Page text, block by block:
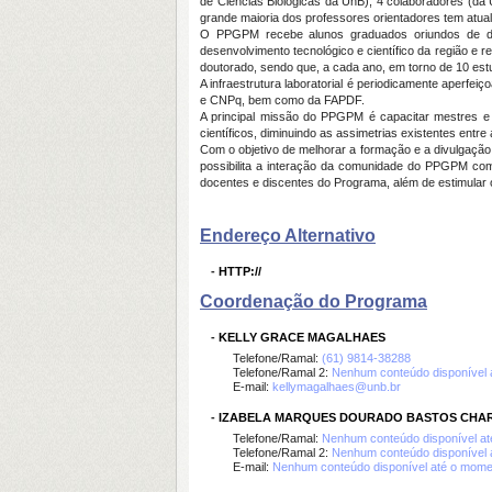
grande maioria dos professores orientadores tem
O PPGPM recebe alunos graduados oriundos de
desenvolvimento tecnológico e científico da região e
doutorado, sendo que, a cada ano, em torno de 10
A infraestrutura laboratorial é periodicamente
e CNPq, bem como da FAPDF.
A principal missão do PPGPM é capacitar mestres
científicos, diminuindo as assimetrias existentes
Com o objetivo de melhorar a formação e a
possibilita a interação da comunidade do PPGPM
docentes e discentes do Programa, além de
Endereço Alternativo
- HTTP://
Coordenação do Programa
- KELLY GRACE MAGALHAES
Telefone/Ramal: (61) 9814-38288
Telefone/Ramal 2: Nenhum conteúdo disponível
E-mail: kellymagalhaes@unb.br
- IZABELA MARQUES DOURADO BASTOS
Telefone/Ramal: Nenhum conteúdo disponível
Telefone/Ramal 2: Nenhum conteúdo disponível
E-mail: Nenhum conteúdo disponível até o